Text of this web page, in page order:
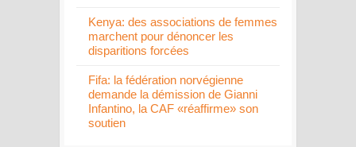
Kenya: des associations de femmes
marchent pour dénoncer les
disparitions forcées
Fifa: la fédération norvégienne
demande la démission de Gianni
Infantino, la CAF «réaffirme» son
soutien